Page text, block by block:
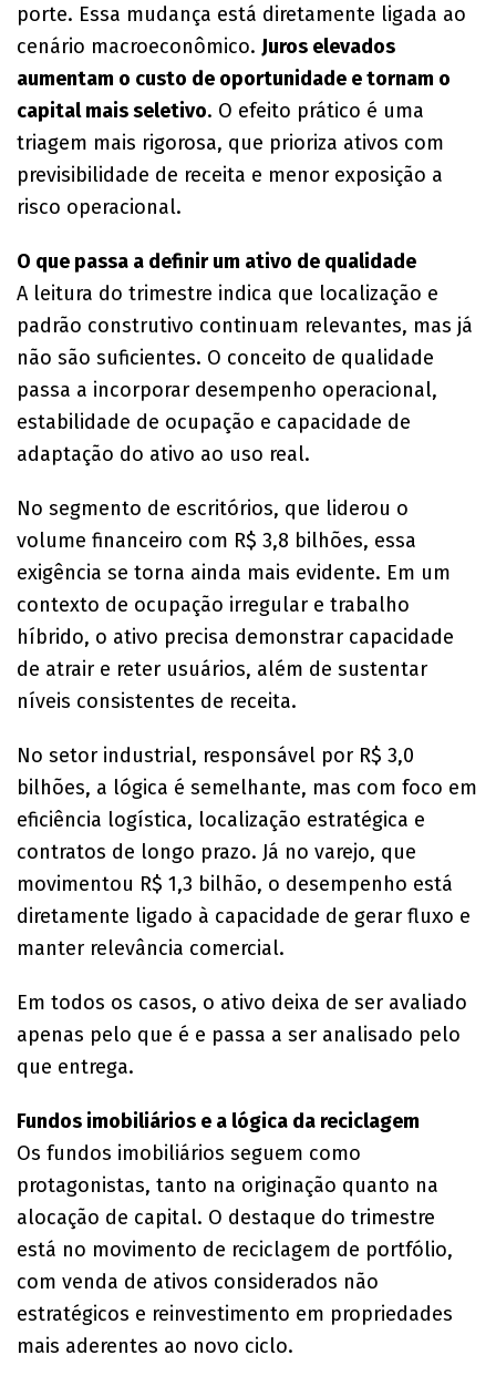
porte. Essa mudança está diretamente ligada ao
cenário macroeconômico. Juros elevados
aumentam o custo de oportunidade e tornam o
capital mais seletivo. O efeito prático é uma
triagem mais rigorosa, que prioriza ativos com
previsibilidade de receita e menor exposição a
risco operacional.
O que passa a definir um ativo de qualidade
A leitura do trimestre indica que localização e
padrão construtivo continuam relevantes, mas já
não são suficientes. O conceito de qualidade
passa a incorporar desempenho operacional,
estabilidade de ocupação e capacidade de
adaptação do ativo ao uso real.
No segmento de escritórios, que liderou o
volume financeiro com R$ 3,8 bilhões, essa
exigência se torna ainda mais evidente. Em um
contexto de ocupação irregular e trabalho
híbrido, o ativo precisa demonstrar capacidade
de atrair e reter usuários, além de sustentar
níveis consistentes de receita.
No setor industrial, responsável por R$ 3,0
bilhões, a lógica é semelhante, mas com foco em
eficiência logística, localização estratégica e
contratos de longo prazo. Já no varejo, que
movimentou R$ 1,3 bilhão, o desempenho está
diretamente ligado à capacidade de gerar fluxo e
manter relevância comercial.
Em todos os casos, o ativo deixa de ser avaliado
apenas pelo que é e passa a ser analisado pelo
que entrega.
Fundos imobiliários e a lógica da reciclagem
Os fundos imobiliários seguem como
protagonistas, tanto na originação quanto na
alocação de capital. O destaque do trimestre
está no movimento de reciclagem de portfólio,
com venda de ativos considerados não
estratégicos e reinvestimento em propriedades
mais aderentes ao novo ciclo.